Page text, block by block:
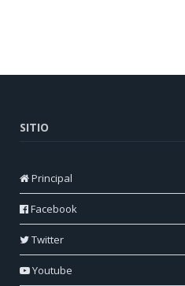
SITIO
Principal
Facebook
Twitter
Youtube